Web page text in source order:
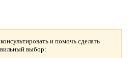
и помочь сделать
выбор: